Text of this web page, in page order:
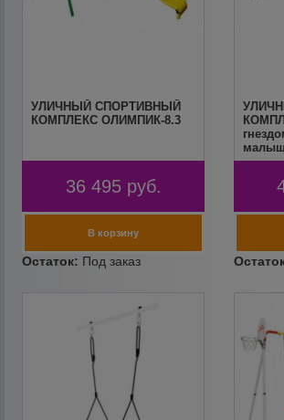
УЛИЧНЫЙ СПОРТИВНЫЙ
КОМПЛЕКС ОЛИМПИК-8.3
36 495 руб.